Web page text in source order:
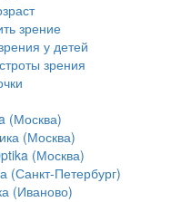
зрение
у детей
зрения
(Москва)
(Москва)
(Москва)
(Санкт-Петербург)
(Иваново)